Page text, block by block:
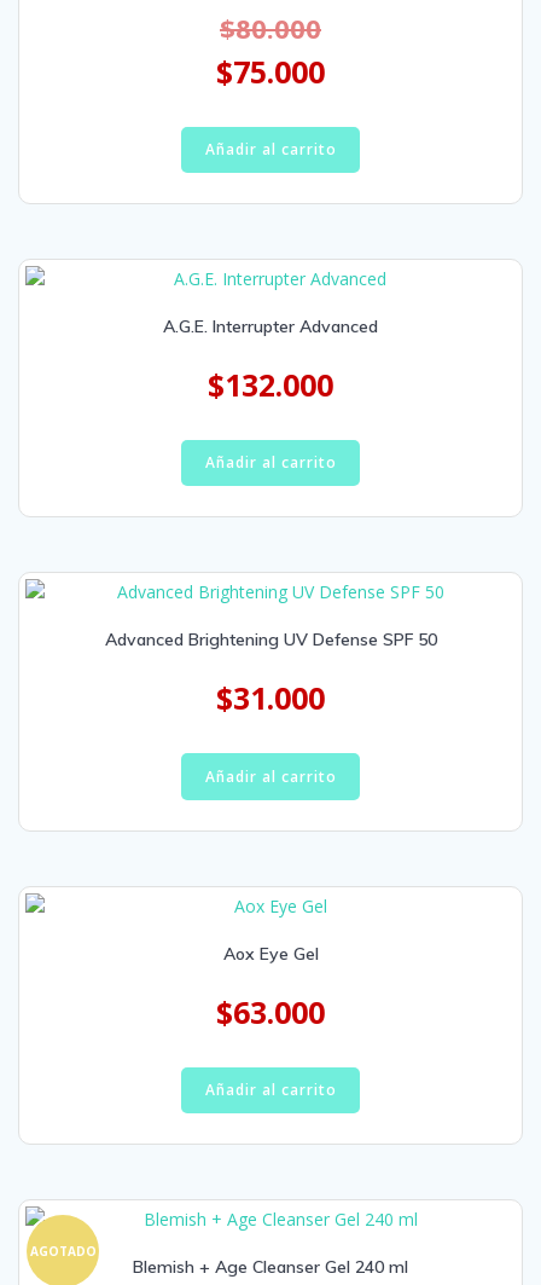
$80.000
$75.000
Añadir al carrito
A.G.E. Interrupter Advanced
$132.000
Añadir al carrito
Advanced Brightening UV Defense SPF 50
$31.000
Añadir al carrito
Aox Eye Gel
$63.000
Añadir al carrito
AGOTADO
Blemish + Age Cleanser Gel 240 ml